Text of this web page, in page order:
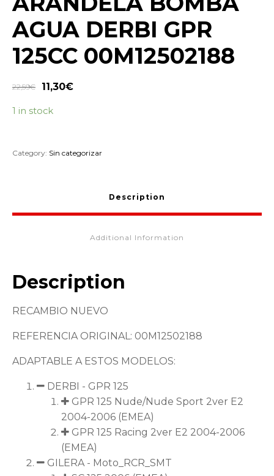
AGUA DERBI GPR
125CC 00M12502188
22,59€ 11,30€
1 in stock
Category: Sin categorizar
Description
Additional Information
Description
RECAMBIO NUEVO
REFERENCIA ORIGINAL: 00M12502188
ADAPTABLE A ESTOS MODELOS:
DERBI - GPR 125
GPR 125 Nude/Nude Sport 2ver E2
2004-2006 (EMEA)
GPR 125 Racing 2ver E2 2004-2006
(EMEA)
GILERA - Moto_RCR_SMT